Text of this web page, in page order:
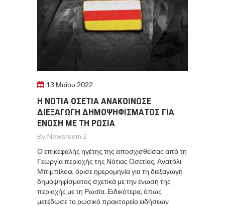
13 Μαΐου 2022
Η ΝΟΤΙΑ ΟΣΕΤΙΑ ΑΝΑΚΟΙΝΩΣΕ
ΔΙΕΞΑΓΩΓΗ ΔΗΜΟΨΗΦΙΣΜΑΤΟΣ ΓΙΑ
ΕΝΩΣΗ ΜΕ ΤΗ ΡΩΣΙΑ
By:Newsroom 2
Ο επικεφαλής ηγέτης της αποσχισθείσας από τη
Γεωργία περιοχής της Νότιας Οσετίας, Ανατόλι
Μπιμπίλοφ, όρισε ημερομηνία για τη διεξαγωγή
δημοψηφίσματος σχετικά με την ένωση της
περιοχής με τη Ρωσία. Ειδικότερα, όπως
μετέδωσε το ρωσικό πρακτορείο ειδήσεων